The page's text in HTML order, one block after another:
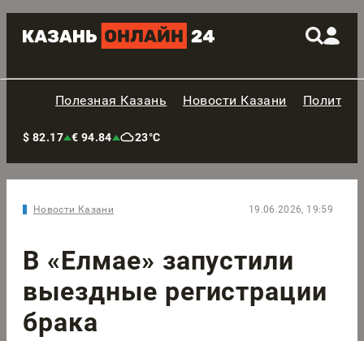
Полезная Казань Новости Казани
$ 82.17 € 94.84 23°C
Новости Казани 19.06.2026, 19:59
В «Елмае» запустили
выездные регистрации
брака